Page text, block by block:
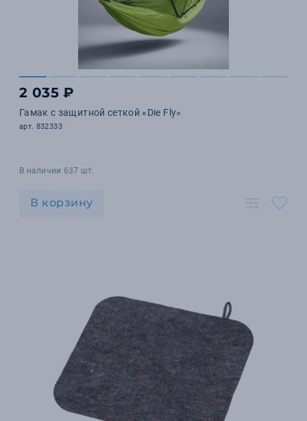
2 035 ₽
Гамак с защитной сеткой «Die Fly»
арт. 832333
В наличии 637 шт.
В корзину